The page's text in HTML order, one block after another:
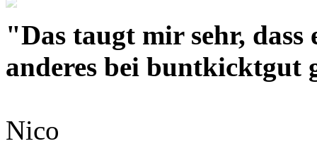
"Das taugt mir sehr, dass
anderes bei buntkicktgut
Nico